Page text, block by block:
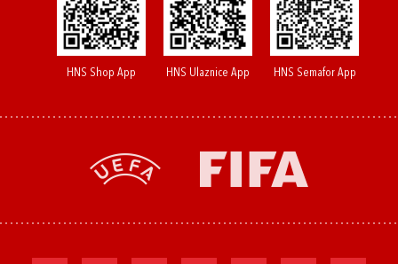
HNS Shop App HNS Ulaznice App HNS Semafor App